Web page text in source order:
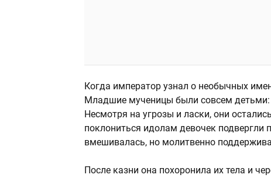
Когда император узнал о необычных
Младшие мученицы были совсем
Несмотря на угрозы и ласки, они
поклониться идолам девочек
вмешивалась, но молитвенно
После казни она похоронила их тела и